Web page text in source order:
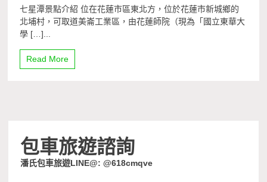
七星潭景點介紹 位在花蓮市區東北方，位於花蓮市新城鄉的
北埔村，可取道美崙工業區，由花蓮師院（現為「國立東華大
學 […]...
Read More
包車旅遊諮詢
潘氏包車旅遊LINE@: @618cmqve